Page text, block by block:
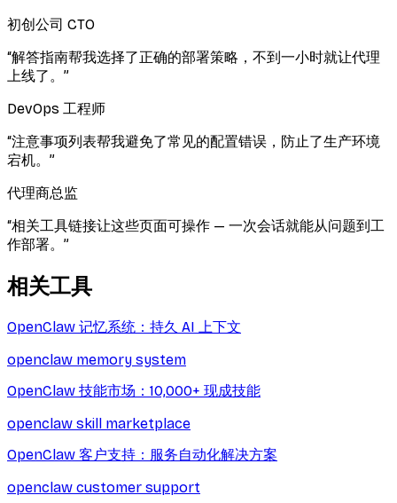
初创公司 CTO
“解答指南帮我选择了正确的部署策略，不到一小时就让代理
上线了。 ”
DevOps 工程师
“注意事项列表帮我避免了常见的配置错误，防止了生产环境
宕机。 ”
代理商总监
“相关工具链接让这些页面可操作 — 一次会话就能从问题到工
作部署。 ”
相关工具
OpenClaw 记忆系统：持久 AI 上下文
openclaw memory system
OpenClaw 技能市场：10,000+ 现成技能
openclaw skill marketplace
OpenClaw 客户支持：服务自动化解决方案
openclaw customer support